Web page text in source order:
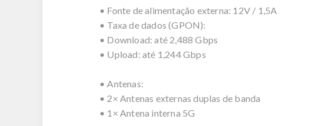
• Fonte de alimentação externa: 12V / 1,5A
• Taxa de dados (GPON):
• Download: até 2,488 Gbps
• Upload: até 1,244 Gbps
• Antenas:
• 2× Antenas externas duplas de banda
• 1× Antena interna 5G